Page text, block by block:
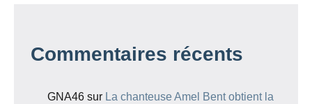
Commentaires récents
GNA46 sur La chanteuse Amel Bent obtient la